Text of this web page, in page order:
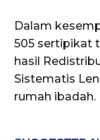
Dalam
505 sertipikat
hasil
Sistematis
rumah ibadah.